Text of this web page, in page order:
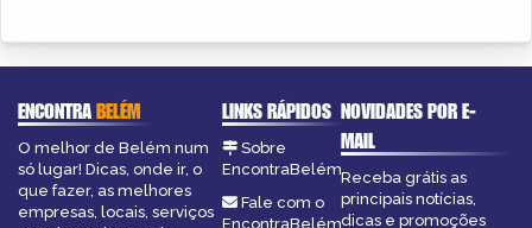
ENCONTRABELÉM
O melhor de Belém num
só lugar! Dicas, onde ir, o
que fazer, as melhores
empresas, locais, serviços
LINKS RÁPIDOS
Sobre
EncontraBelém
Fale com o
EncontraBelém
NOVIDADES POR E-
MAIL
Receba grátis as
principais notícias,
dicas e promoções